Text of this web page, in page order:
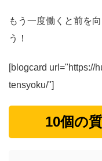
もう一度働くと前を
う！
[blogcard url="https://
tensyoku/"]
10個の